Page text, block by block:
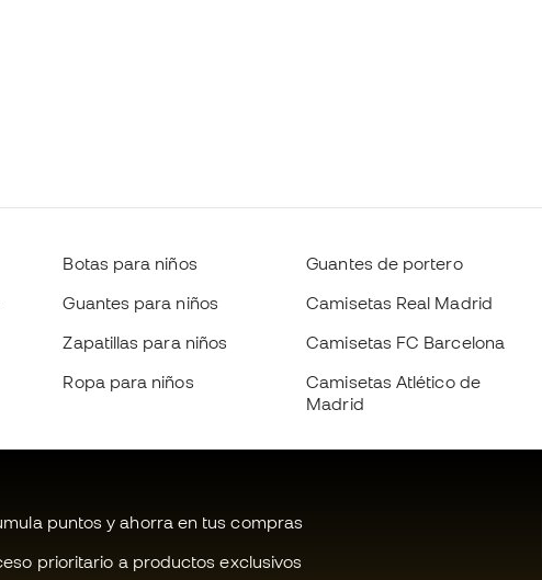
Botas para niños
Guantes para niños
Zapatillas para niños
Ropa para niños
Guantes de portero
Camisetas Real Madrid
Camisetas FC Barcelona
Camisetas Atlético de
Madrid
puntos y ahorra en tus compras
prioritario a productos exclusivos